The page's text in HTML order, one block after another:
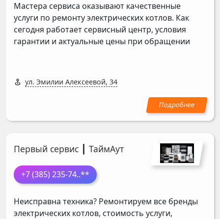
Мастера сервиса оказывают качественные
услуги по ремонту электрических котлов. Как
сегодня работает сервисный центр, условия
гарантии и актуальные цены при обращении
ул. Эмилии Алексеевой, 34
Первый сервис ┃ ТаймАут
+7 (385) 235-74..**
Неисправна техника? Ремонтируем все бренды
электрических котлов, стоимость услуги,